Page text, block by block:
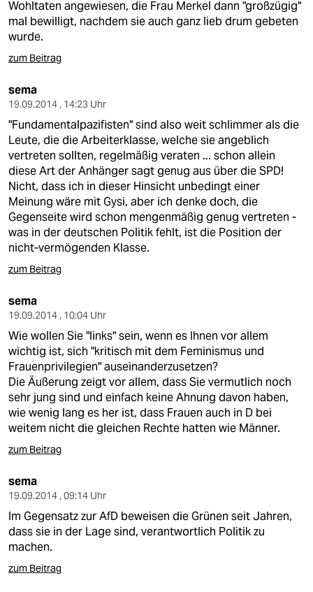
Wohltaten angewiesen, die Frau Merkel dann "großzügig"
mal bewilligt, nachdem sie auch ganz lieb drum gebeten
wurde.
zum Beitrag
sema
19.09.2014 , 14:23 Uhr
"Fundamentalpazifisten" sind also weit schlimmer als die
Leute, die die Arbeiterklasse, welche sie angeblich
vertreten sollten, regelmäßig veraten ... schon allein
diese Art der Anhänger sagt genug aus über die SPD!
Nicht, dass ich in dieser Hinsicht unbedingt einer
Meinung wäre mit Gysi, aber ich denke doch, die
Gegenseite wird schon mengenmäßig genug vertreten -
was in der deutschen Politik fehlt, ist die Position der
nicht-vermögenden Klasse.
zum Beitrag
sema
19.09.2014 , 10:04 Uhr
Wie wollen Sie "links" sein, wenn es Ihnen vor allem
wichtig ist, sich "kritisch mit dem Feminismus und
Frauenprivilegien" auseinanderzusetzen?
Die Äußerung zeigt vor allem, dass Sie vermutlich noch
sehr jung sind und einfach keine Ahnung davon haben,
wie wenig lang es her ist, dass Frauen auch in D bei
weitem nicht die gleichen Rechte hatten wie Männer.
zum Beitrag
sema
19.09.2014 , 09:14 Uhr
Im Gegensatz zur AfD beweisen die Grünen seit Jahren,
dass sie in der Lage sind, verantwortlich Politik zu
machen.
zum Beitrag